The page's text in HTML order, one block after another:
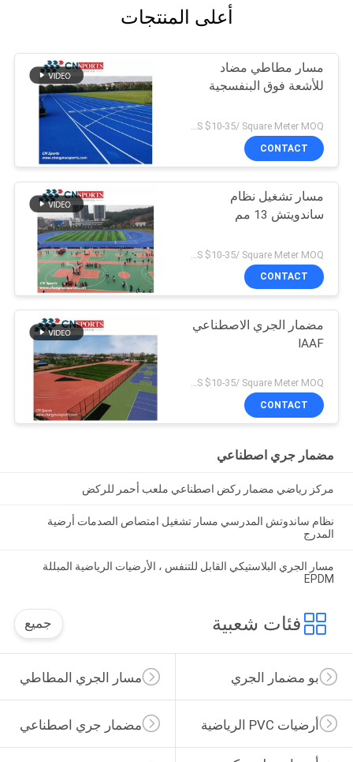
أعلى المنتجات
مسار مطاطي مضاد
للأشعة فوق البنفسجية
CONTACT
مسار تشغيل نظام
ساندويتش 13 مم
CONTACT
مضمار الجري الاصطناعي
IAAF
US $10-35/ Square Meter MOQ:/
CONTACT
مضمار جري اصطناعي
مركز رياضي مضمار ركض اصطناعي ملعب أحمر للركض
نظام ساندوتش المدرسي مسار تشغيل امتصاص الصدمات أرضية
المدرج
مسار الجري البلاستيكي القابل للتنفس ، الأرضيات الرياضية المبللة
EPDM
فئات شعبية جميع
مسار الجري المطاطي بو مضمار الجري
مضمار جري اصطناعي أرضيات PVC الرياضية